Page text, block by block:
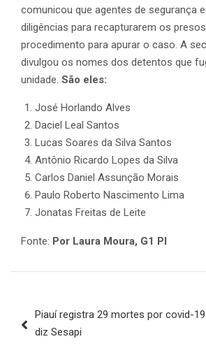
comunicou que agentes de segurança
diligências para recapturarem os
procedimento para apurar o caso. A
divulgou os nomes dos detentos que
unidade. São eles:
José Horlando Alves
Daciel Leal Santos
Lucas Soares da Silva Santos
Antônio Ricardo Lopes da Silva
Carlos Daniel Assunção Morais
Paulo Roberto Nascimento Lima
Jonatas Freitas de Leite
Fonte: Por Laura Moura, G1 PI
de
Piauí registra 29 mortes por covid-
diz Sesapi